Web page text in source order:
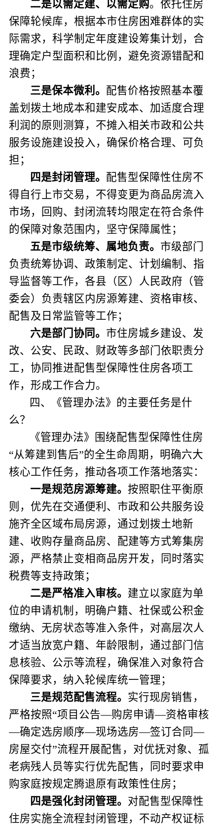
二是以需定建、以需定购。依托住房
保障轮候库， 根据本市住房困难群体的实
际需求，科学制定年度建设筹集计划，合
理确定户型面积和比例，避免资源错配和
浪费；
三是保本微利 。 配售价格按照基本覆
盖划拨土地成本和建安成本、加适度合理
利润的原则测算，不摊入相关市政和公共
服务设施建设投入，确保价格合理、 可负
担；
四是封闭管理。 配售型保障性住房不
得自行上市交易，不得变更为商品房流入
市场，回购、 封闭 流转均限定在符合条件
的保障对象范围内，坚守保障属性；
五是市级统筹、属地负责。 市级部门
负责统筹协调、 政策制定、计划编制、指
导监督等工作，各县（区）人民政府（管
委会）负责辖区内房源筹建、资格审核、
配售及日常监管等工作；
六是部门协同。 市住房城乡建设、发
改、公安、民政、财政等多部门依职责分
工，协同推进配售型保障性住房各项工
作，形成工作合力。
四、《管理办法》的主要任务是什
么？
《管理办法》围绕配售型保障性住房
“从筹建到售后”的全生命周期，明确六大
核心工作任务，推动各项工作落地落实：
一是规范房源筹建。按照职住平衡原
则，优先在交通便利、市政和公共服务设
施齐全区域布局房源，通过划拨土地新
建、收购存量商品房、配建等方式筹集房
源，严格禁止变相商品房开发，同时落实
税费等支持政策；
二是严格准入审核。 建立以家庭为单
位的申请机制，明确户籍、社保或公积金
缴纳、无房状态等准入条件，对高层次人
才适当放宽户籍、年龄限制，通过部门信
息核验、公示等流程，确保准入对象符合
保障要求，纳入轮候库统一管理；
三是规范配售流程。 实行现房销售，
严格按照“项目公告—购房申请—资格审核
—确定选房顺序—现场选房—签订合同—
房屋交付”流程开展配售，对优抚对象、孤
老病残人员等实行优先配售，同时要求申
购家庭按规定腾退原有政策性住房；
四是强化封闭管理。 对配售型保障性
住房实施全流程封闭管理，不动产权证标